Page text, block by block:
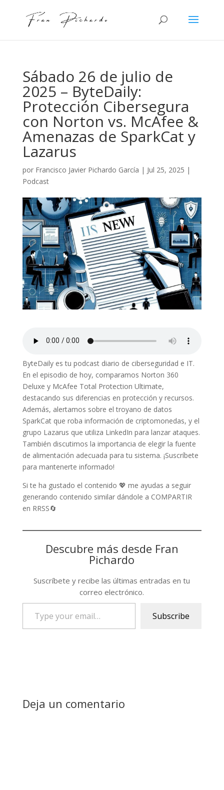
Sábado 26 de julio de
2025 – ByteDaily:
Protección Cibersegura
con Norton vs. McAfee &
Amenazas de SparkCat y
Lazarus
por Francisco Javier Pichardo García | Jul 25, 2025 |
Podcast
ByteDaily es tu podcast diario de ciberseguridad e IT.
En el episodio de hoy, comparamos Norton 360
Deluxe y McAfee Total Protection Ultimate,
destacando sus diferencias en protección y recursos.
Además, alertamos sobre el troyano de datos
SparkCat que roba información de criptomonedas, y el
grupo Lazarus que utiliza LinkedIn para lanzar ataques.
También discutimos la importancia de elegir la fuente
de alimentación adecuada para tu sistema. ¡Suscríbete
para mantenerte informado!
Si te ha gustado el contenido 💖 me ayudas a seguir
generando contenido similar dándole a COMPARTIR
en RRSS🔄
Descubre más desde Fran
Pichardo
Suscríbete y recibe las últimas entradas en tu
correo electrónico.
email…
Subscribe
Deja un comentario